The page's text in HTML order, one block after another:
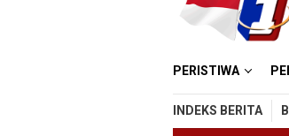
PERISTIWA
INDEKS BERITA